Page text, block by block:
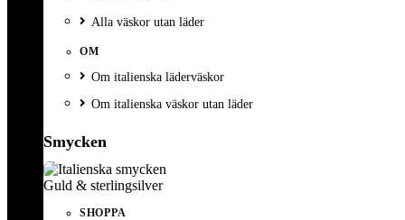
Alla väskor utan läder
OM
Om italienska läderväskor
Om italienska väskor utan läder
Smycken
Guld & sterlingsilver
SHOPPA